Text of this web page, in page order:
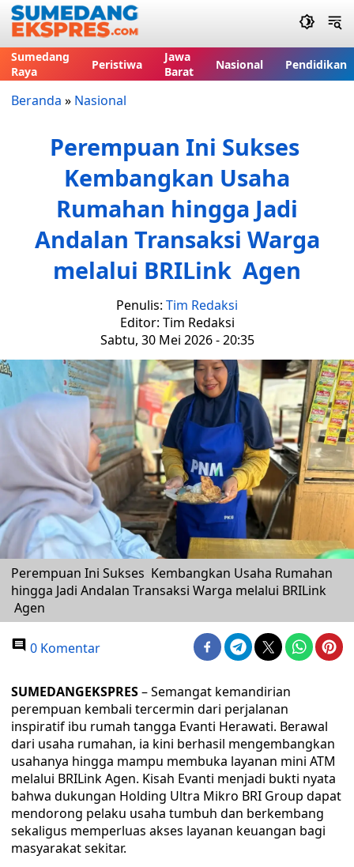
Sumedang
Raya
Peristiwa
Jawa
Barat
Nasional Pendidikan
Beranda » Nasional
Perempuan Ini Sukses
Kembangkan Usaha
Rumahan hingga Jadi
Andalan Transaksi Warga
melalui BRILink Agen
Penulis: Tim Redaksi
Editor: Tim Redaksi
Sabtu, 30 Mei 2026 - 20:35
Perempuan Ini Sukses Kembangkan Usaha Rumahan
hingga Jadi Andalan Transaksi Warga melalui BRILink
Agen
0 Komentar
SUMEDANGEKSPRES– Semangat kemandirian
perempuan kembali tercermin dari perjalanan
inspiratif ibu rumah tangga Evanti Herawati. Berawal
dari usaha rumahan, ia kini berhasil mengembangkan
usahanya hingga mampu membuka layanan mini ATM
melalui BRILink Agen. Kisah Evanti menjadi bukti nyata
bahwa dukungan Holding Ultra Mikro BRI Group dapat
mendorong pelaku usaha tumbuh dan berkembang
sekaligus memperluas akses layanan keuangan bagi
masyarakat sekitar.